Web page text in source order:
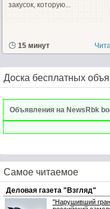
закусок, которую...
15 минут
Доска бесплатных
Объявления на NewsRbk
Самое читаемое